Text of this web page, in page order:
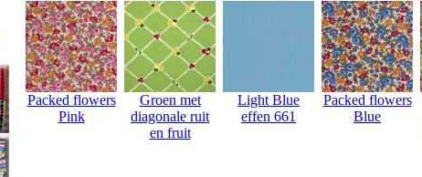
Packed flowers
Pink
Groen met
diagonale ruit
en fruit
Light Blue
effen 661
Packed flowers
Blue